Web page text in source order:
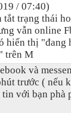
/ 07:40)
trạng thái
vẫn online
hiển thị "đang
trên M
và
trước ( nếu
với bạn phà